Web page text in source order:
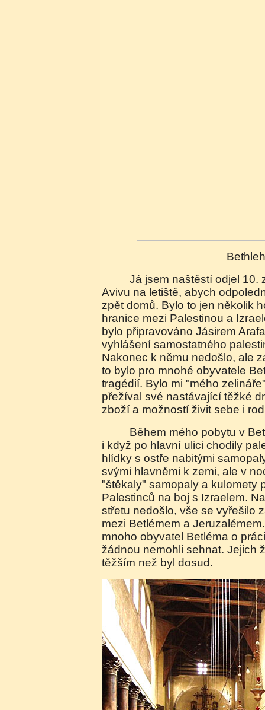
Já jsem naštěstí odjel 10. září dopoledne do Tel
Avivu na letiště, abych
zpět domů. Bylo to jen několik
hranice mezi Palestinou a
bylo připravováno Jásirem
vyhlášení samostatného
Nakonec k němu nedošlo, ale
to bylo pro mnohé obyvatele
tragédií. Bylo mi "mého
přežíval své nastávající těžké
zboží a možností živit sebe i
Během mého pobytu v Betlémě byl přes den klid,
i když po hlavní ulici chodily
hlídky s ostře nabitými
svými hlavněmi k zemi, ale v
"štěkaly" samopaly a kulomety
Palestinců na boj s Izraelem.
střetu nedošlo, vše se vyřešilo
mezi Betlémem a
mnoho obyvatel Betléma o
žádnou nemohli sehnat. Jejich
těžším než byl dosud.